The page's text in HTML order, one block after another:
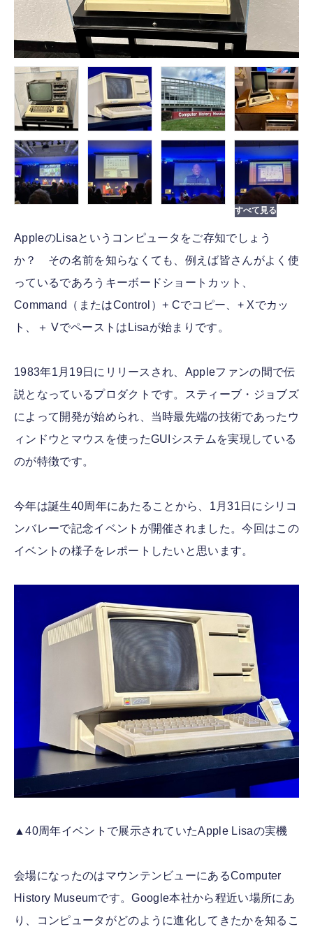
AppleのLisaというコンピュータをご存知でしょう
か？ その名前を知らなくても、例えば皆さんがよく使
っているであろうキーボードショートカット、
Command（またはControl）+ Cでコピー、+ Xでカッ
ト、＋ VでペーストはLisaが始まりです。
1983年1月19日にリリースされ、Appleファンの間で伝
説となっているプロダクトです。スティーブ・ジョブズ
によって開発が始められ、当時最先端の技術であったウ
ィンドウとマウスを使ったGUIシステムを実現している
のが特徴です。
今年は誕生40周年にあたることから、1月31日にシリコ
ンバレーで記念イベントが開催されました。今回はこの
イベントの様子をレポートしたいと思います。
▲40周年イベントで展示されていたApple Lisaの実機
会場になったのはマウンテンビューにあるComputer
History Museumです。Google本社から程近い場所にあ
り、コンピュータがどのように進化してきたかを知るこ